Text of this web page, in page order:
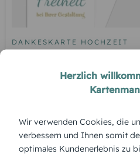
DANKESKARTE HOCHZEIT
ÜBERBLICK:
Produktbeschreibung
Herzlich
Wir verwenden Cookies, die
verbessern und Ihnen somit
optimales Kundenerlebnis zu